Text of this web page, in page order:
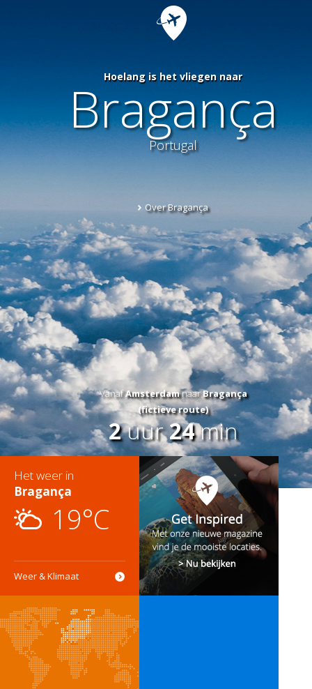
Hoelang is het vliegen naar
Bragança
Portugal
Over Bragança
VanafAmsterdamnaarBragança
(fictieve route)
2uur24min
Het weer in
Bragança
19°C
Weer & Klimaat